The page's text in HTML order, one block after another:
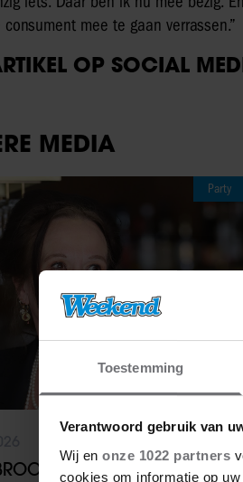
Toestemming
Verantwoord gebruik van
Wij en onze 1022 partners
cookies om informatie op
mee te gaan verrassen.”
OP SOCIAL
MEDIA
Party
BLIKT TERUG OP